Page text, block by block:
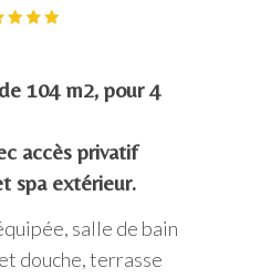
104 m2, pour 4
accès privatif
spa extérieur.
salle de bain
douche, terrasse